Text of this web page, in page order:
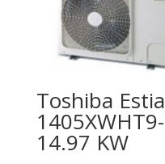
Toshiba
14.97 KW